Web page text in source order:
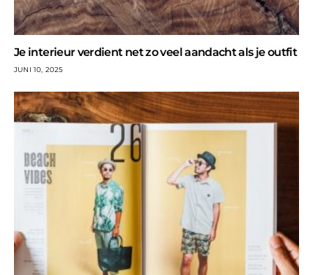
Je interieur verdient net zo veel aandacht als je outfit
JUNI 10, 2025